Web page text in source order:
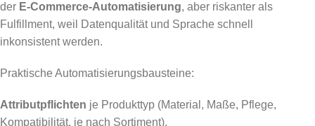
der E-Commerce-Automatisierung, aber riskanter als
Fulfillment, weil Datenqualität und Sprache schnell
inkonsistent werden.
Praktische Automatisierungsbausteine:
Attributpflichten je Produkttyp (Material, Maße, Pflege,
Kompatibilität, je nach Sortiment).